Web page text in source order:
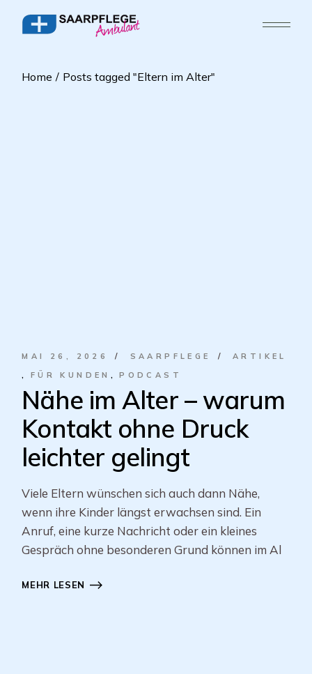
Home Posts tagged "Eltern im Alter"
MAI 26, 2026 SAARPFLEGE
ARTIKEL
FÜR KUNDEN
PODCAST
Nähe im Alter – warum
Kontakt ohne Druck
leichter gelingt
Viele Eltern wünschen sich auch dann Nähe,
wenn ihre Kinder längst erwachsen sind. Ein
Anruf, eine kurze Nachricht oder ein kleines
Gespräch ohne besonderen Grund können im Al
MEHR LESEN